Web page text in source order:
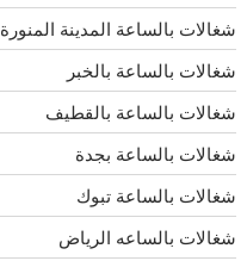
شغالات بالساعة المدينة المنورة
شغالات بالساعة بالخبر
شغالات بالساعة بالقطيف
شغالات بالساعة بجدة
شغالات بالساعة تبوك
شغالات بالساعه الرياض